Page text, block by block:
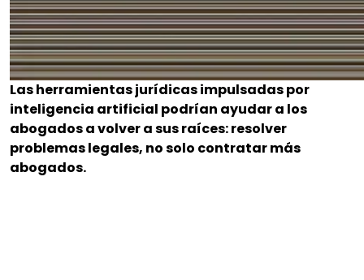
Las herramientas jurídicas impulsadas por
inteligencia artificial podrían ayudar a los
abogados a volver a sus raíces: resolver
problemas legales, no solo contratar más
abogados.